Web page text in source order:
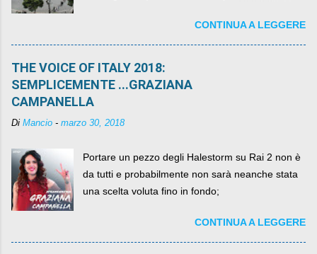
per un numero esorbitante di mesi, non ci sarà
più. C'era una volta Piazza XX Settembre ,
CONTINUA A LEGGERE
THE VOICE OF ITALY 2018:
SEMPLICEMENTE ...GRAZIANA
CAMPANELLA
Di Mancio - marzo 30, 2018
Portare un pezzo degli Halestorm su Rai 2 non è
da tutti e probabilmente non sarà neanche stata
una scelta voluta fino in fondo;
CONTINUA A LEGGERE